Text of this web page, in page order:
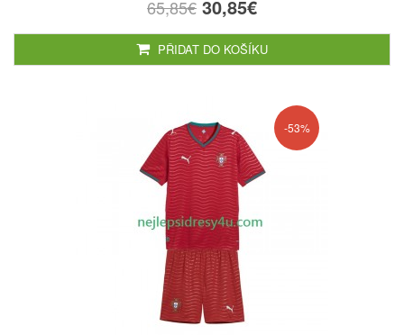
65,85€ 30,85€
PŘIDAT DO KOŠÍKU
-53%